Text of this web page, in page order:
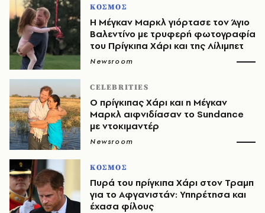
ΚΟΣΜΟΣ
Η Μέγκαν Μαρκλ γιόρτασε τον Άγιο
Βαλεντίνο με τρυφερή φωτογραφία
του Πρίγκιπα Χάρι και της Λίλιμπετ
Newsroom
CELEBRITIES
Ο πρίγκιπας Χάρι και η Μέγκαν
Μαρκλ αιφνιδίασαν το Sundance
με ντοκιμαντέρ
Newsroom
ΚΟΣΜΟΣ
Πυρά του πρίγκιπα Χάρι στον Τραμπ
για το Αφγανιστάν: Υπηρέτησα και
έχασα φίλους